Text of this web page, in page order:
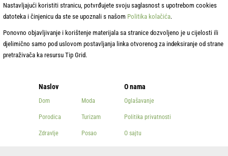
Naslov
Dom
Porodica
Zdravlje
Moda
Turizam
Posao
O nama
Oglašavanje
Politika privatnosti
O sajtu
Nastavljajući koristiti stranicu, potvrđujete svoju saglasnost s upotrebom cookies
datoteka i činjenicu da ste se upoznali s našom Politika kolačića.
Ponovno objavljivanje i korištenje materijala sa stranice dozvoljeno je u cijelosti ili
djelimično samo pod uslovom postavljanja linka otvorenog za indeksiranje od strane
pretraživača ka resursu Tip Grid.